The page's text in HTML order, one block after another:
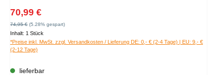
Verkaufspreis:
70,99 €
Regulärer Preis:
74,95 € (5.28% gespart)
Inhalt: 1 Stück
*Preise inkl. MwSt. zzgl. Versandkosten / Lieferung DE: 0,- € (2-4 Tage) | EU: 9,- €
(2-12 Tage)
lieferbar